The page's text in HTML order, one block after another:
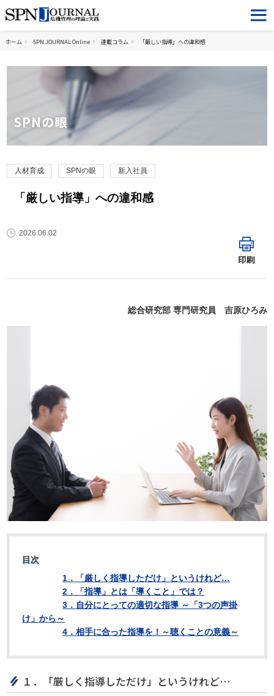
ホーム SPN JOURNAL Online 連載コラム 「厳しい指導」への違和感
SPNの眼
人材育成 SPNの眼 新入社員
「厳しい指導」への違和感
2026.06.02
印刷
総合研究部 専門研究員 吉原ひろみ
目次
1．「厳しく指導しただけ」というけれど…
2．「指導」とは「導くこと」では？
3．自分にとっての適切な指導 ～「3つの声掛
け」から～
4．相手に合った指導を！～聴くことの意義～
１．「厳しく指導しただけ」というけれど…